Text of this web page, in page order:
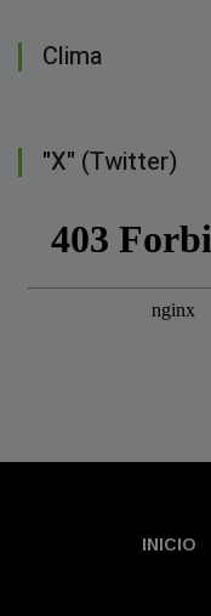
Clima
"X" (Twitter)
INICIO